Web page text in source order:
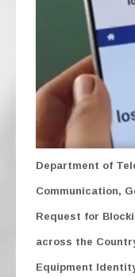
Department of
Communication,
Request for
across the
Equipment